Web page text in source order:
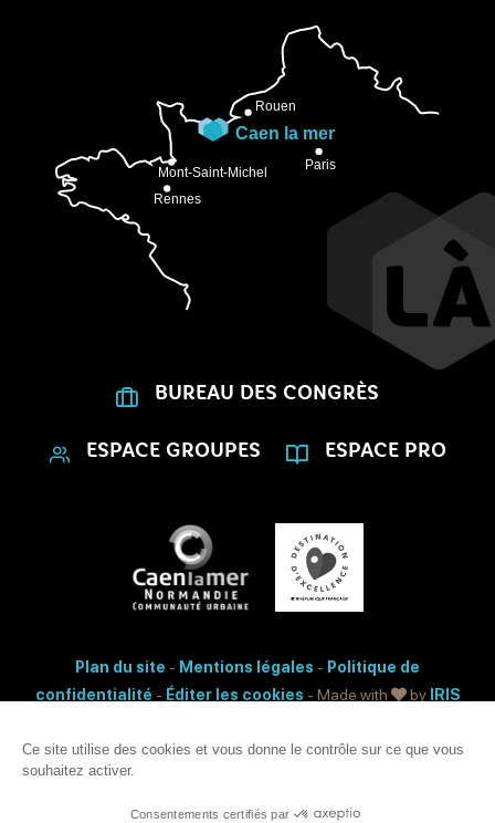
Ce site utilise des cookies et vous donne le contrôle sur ce que vous
souhaitez activer.
Consentements certifiés par
BUREAU DES CONGRÈS
ESPACE GROUPES ESPACE PRO
Plan du site - Mentions légales - Politique de
confidentialité - Éditer les cookies - Made with by
IRIS
Accessibilité: non conforme
Ce site est protégé par reCAPTCHA. Les